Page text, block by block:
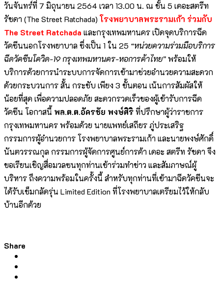
วันจันทร์ที่ 7 มิถุนายน 2564 เวลา 13.00 น. ณ ชั้น 5 เดอะสตรีท
รัชดา (The Street Ratchada) โรงพยาบาลพระรามเก้า ร่วมกับ
The Street Ratchada และกรุงเทพมหานคร เปิดจุดบริการฉีด
วัคซีนนอกโรงพยาบาล ซึ่งเป็น 1 ใน 25 “หน่วยความร่วมมือบริการ
ฉีดวัคซีนโควิด-19 กรุงเทพมหานคร-หอการค้าไทย”พร้อมให้
บริการด้วยการนำระบบการจัดการเข้ามาช่วยอำนวยความสะดวก
ด้วยกระบวนการ สั้น กระชับ เพียง 3 ขั้นตอน เน้นการสัมผัสให้
น้อยที่สุด เพื่อความปลอดภัย สะดวกรวดเร็วของผู้เข้ารับการฉีด
วัคซีน โอกาสนี้ พล.ต.ต.อัครชัย พงษ์ศิริที่ปรึกษาผู้ว่าราชการ
กรุงเทพมหานคร พร้อมด้วย นายแพทย์เสถียร ภู่ประเสริฐ
กรรมการผู้อำนวยการ โรงพยาบาลพระรามเก้า และนายพงษ์ศักดิ์
นันตวรรณกุล กรรมการผู้จัดการศูนย์การค้า เดอะ สตรีท รัชดา จึง
ขอเรียนเชิญสื่อมวลซนทุกท่านเข้าร่วมทำข่าว และสัมภาษณ์ผู้
บริหาร ถึงความพร้อมในครั้งนี้ สำหรับทุกท่านที่เข้ามาฉีดวัคซีนจะ
ได้รับเข็มกลัดรุ่น Limited Edition ที่โรงพยาบาลเตรียมไว้ให้กลับ
บ้านอีกด้วย
Share